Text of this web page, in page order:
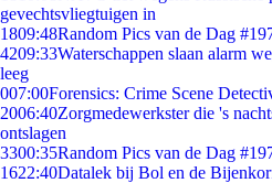
gevechtsvliegtuigen in
1809:48Random Pics van de Dag
4209:33Waterschappen slaan alarm
leeg
007:00Forensics: Crime Scene
2006:40Zorgmedewerkster die 's
ontslagen
3300:35Random Pics van de Dag
1622:40Datalek bij Bol en de